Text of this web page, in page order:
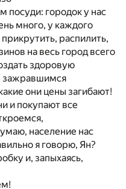
посуди: городок у нас
много, у каждого
распилить,
на весь город всего
здоровую
зажравшимся
они цены загибают!
и покупают все
население нас
я говорю, Ян?
и, запыхаясь,